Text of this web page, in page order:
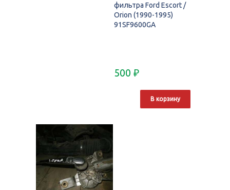
фильтра Ford Escort /
Orion (1990-1995)
91SF9600GA
500 ₽
В корзину